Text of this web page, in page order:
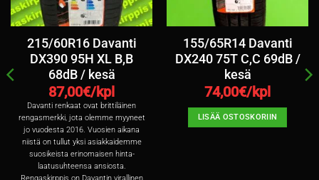
215/60R16 Davanti
DX390 95H XL B,B
68dB / kesä
87,00€/kpl
Davanti renkaat ovat brittiläinen
rengasmerkki, jota olemme myyneet
jo vuodesta 2016. Vuosien aikana
niistä on tullut yksi asiakkaidemme
suosikeista erinomaisen hinta-
laatusuhteensa ansiosta.
Rengaskirppis on Davantin virallinen
155/65R14 Davanti
DX240 75T C,C 69dB /
kesä
74,00€/kpl
LISÄÄ OSTOSKORIIN